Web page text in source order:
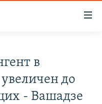
в
до
- Вашадзе